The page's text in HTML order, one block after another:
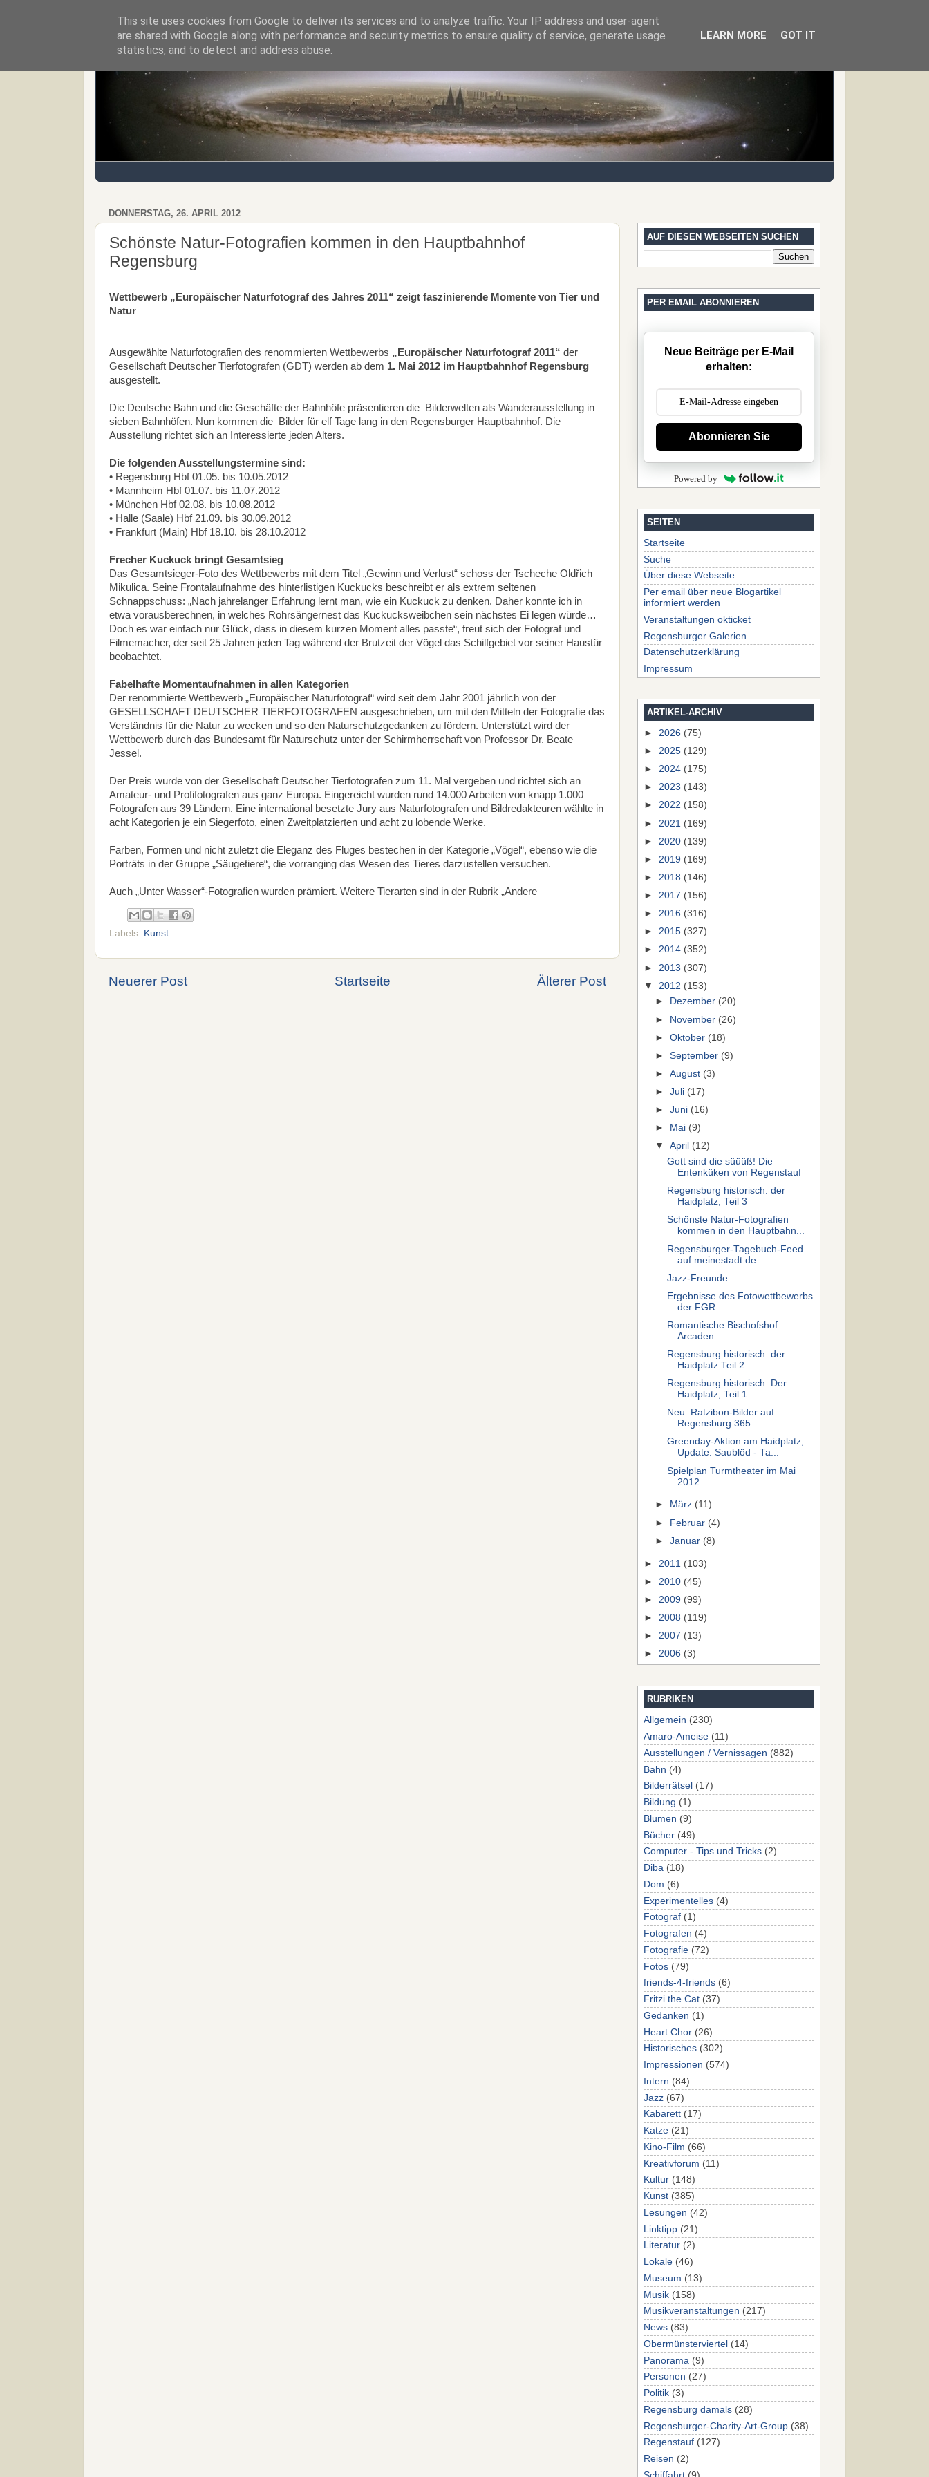
Regensburger Tagebuch Notizen von der nördlichsten Stadt Italiens
DONNERSTAG, 26. APRIL 2012
Schönste Natur-Fotografien kommen in den Hauptbahnhof
Regensburg
Wettbewerb „Europäischer Naturfotograf des Jahres 2011“ zeigt faszinierende Momente von Tier und
Natur
Ausgewählte Naturfotografien des renommierten Wettbewerbs „Europäischer Naturfotograf 2011“ der
Gesellschaft Deutscher Tierfotografen (GDT) werden ab dem 1. Mai 2012 im Hauptbahnhof Regensburg
ausgestellt.
Die Deutsche Bahn und die Geschäfte der Bahnhöfe präsentieren die Bilderwelten als Wanderausstellung in
sieben Bahnhöfen. Nun kommen die Bilder für elf Tage lang in den Regensburger Hauptbahnhof. Die
Ausstellung richtet sich an Interessierte jeden Alters.
Die folgenden Ausstellungstermine sind:
• Regensburg Hbf 01.05. bis 10.05.2012
• Mannheim Hbf 01.07. bis 11.07.2012
• München Hbf 02.08. bis 10.08.2012
• Halle (Saale) Hbf 21.09. bis 30.09.2012
• Frankfurt (Main) Hbf 18.10. bis 28.10.2012
Frecher Kuckuck bringt Gesamtsieg
Das Gesamtsieger-Foto des Wettbewerbs mit dem Titel „Gewinn und Verlust“ schoss der Tscheche Oldřich
Mikulica. Seine Frontalaufnahme des hinterlistigen Kuckucks beschreibt er als extrem seltenen
Schnappschuss: „Nach jahrelanger Erfahrung lernt man, wie ein Kuckuck zu denken. Daher konnte ich in
etwa vorausberechnen, in welches Rohrsängernest das Kuckucksweibchen sein nächstes Ei legen würde…
Doch es war einfach nur Glück, dass in diesem kurzen Moment alles passte“, freut sich der Fotograf und
Filmemacher, der seit 25 Jahren jeden Tag während der Brutzeit der Vögel das Schilfgebiet vor seiner Haustür
beobachtet.
Fabelhafte Momentaufnahmen in allen Kategorien
Der renommierte Wettbewerb „Europäischer Naturfotograf“ wird seit dem Jahr 2001 jährlich von der
GESELLSCHAFT DEUTSCHER TIERFOTOGRAFEN ausgeschrieben, um mit den Mitteln der Fotografie das
Verständnis für die Natur zu wecken und so den Naturschutzgedanken zu fördern. Unterstützt wird der
Wettbewerb durch das Bundesamt für Naturschutz unter der Schirmherrschaft von Professor Dr. Beate
Jessel.
Der Preis wurde von der Gesellschaft Deutscher Tierfotografen zum 11. Mal vergeben und richtet sich an
Amateur- und Profifotografen aus ganz Europa. Eingereicht wurden rund 14.000 Arbeiten von knapp 1.000
Fotografen aus 39 Ländern. Eine international besetzte Jury aus Naturfotografen und Bildredakteuren wählte in
acht Kategorien je ein Siegerfoto, einen Zweitplatzierten und acht zu lobende Werke.
Farben, Formen und nicht zuletzt die Eleganz des Fluges bestechen in der Kategorie „Vögel“, ebenso wie die
Porträts in der Gruppe „Säugetiere“, die vorranging das Wesen des Tieres darzustellen versuchen.
Auch „Unter Wasser“-Fotografien wurden prämiert. Weitere Tierarten sind in der Rubrik „Andere
Labels: Kunst
Neuerer Post Älterer Post
Startseite
AUF DIESEN WEBSEITEN SUCHEN
PER EMAIL ABONNIEREN
Neue Beiträge per E-Mail
erhalten:
Abonnieren Sie
Powered by
SEITEN
Startseite
Suche
Über diese Webseite
Per email über neue Blogartikel
informiert werden
Veranstaltungen okticket
Regensburger Galerien
Datenschutzerklärung
Impressum
ARTIKEL-ARCHIV
► 2026 (75)
► 2025 (129)
► 2024 (175)
► 2023 (143)
► 2022 (158)
► 2021 (169)
► 2020 (139)
► 2019 (169)
► 2018 (146)
► 2017 (156)
► 2016 (316)
► 2015 (327)
► 2014 (352)
► 2013 (307)
▼ 2012 (153)
►
Dezember (20)
► November (26)
►Oktober (18)
►September (9)
►August (3)
►Juli (17)
►Juni (16)
►
Mai (9)
▼April (12)
Gott sind die süüüß! Die
Entenküken von Regenstauf
Regensburg historisch: der
Haidplatz, Teil 3
Schönste Natur-Fotografien
kommen in den Hauptbahn...
Regensburger-Tagebuch-Feed
auf meinestadt.de
Jazz-Freunde
Ergebnisse des Fotowettbewerbs
der FGR
Romantische Bischofshof
Arcaden
Regensburg historisch: der
Haidplatz Teil 2
Regensburg historisch: Der
Haidplatz, Teil 1
Neu: Ratzibon-Bilder auf
Regensburg 365
Greenday-Aktion am Haidplatz;
Update: Saublöd - Ta...
Spielplan Turmtheater im Mai
2012
► März (11)
► Februar (4)
►Januar (8)
► 2011 (103)
► 2010 (45)
► 2009 (99)
► 2008 (119)
► 2007 (13)
► 2006 (3)
RUBRIKEN
Allgemein (230)
Amaro-Ameise (11)
Ausstellungen / Vernissagen (882)
Bahn (4)
Bilderrätsel (17)
Bildung (1)
Blumen (9)
Bücher (49)
Computer - Tips und Tricks (2)
Diba (18)
Dom (6)
Experimentelles (4)
Fotograf (1)
Fotografen (4)
Fotografie (72)
Fotos (79)
friends-4-friends (6)
Fritzi the Cat (37)
Gedanken (1)
Heart Chor (26)
Historisches (302)
Impressionen (574)
Intern (84)
Jazz (67)
Kabarett (17)
Katze (21)
Kino-Film (66)
Kreativforum (11)
Kultur (148)
Kunst (385)
Lesungen (42)
Linktipp (21)
Literatur (2)
Lokale (46)
Museum (13)
Musik (158)
Musikveranstaltungen (217)
News (83)
Obermünsterviertel (14)
Panorama (9)
Personen (27)
Politik (3)
Regensburg damals (28)
Regensburger-Charity-Art-Group (38)
Regenstauf (127)
Reisen (2)
This site uses cookies from Google to deliver its services and to analyze traffic. Your IP address and user-agent
are shared with Google along with performance and security metrics to ensure quality of service, generate usage
statistics, and to detect and address abuse.
LEARN MORE GOT IT